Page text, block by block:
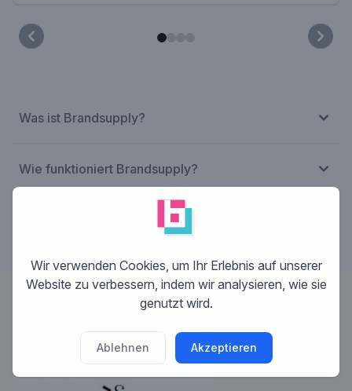
Was ist Brandsupply?
Wie funktioniert Brandsupply?
Wir verwenden Cookies, um Ihr Erlebnis auf unserer
Website zu verbessern, indem wir analysieren, wie sie
genutzt wird.
Ablehnen Akzeptieren